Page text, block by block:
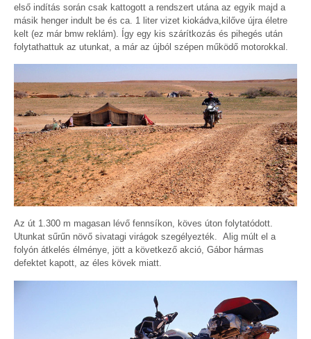
első indítás során csak kattogott a rendszert utána az egyik majd a
másik henger indult be és ca. 1 liter vizet kiokádva,kilőve újra életre
kelt (ez már bmw reklám). Így egy kis szárítkozás és pihegés után
folytathattuk az utunkat, a már az újból szépen működő motorokkal.
Az út 1.300 m magasan lévő fennsíkon, köves úton folytatódott.
Utunkat sűrűn növő sivatagi virágok szegélyezték. Alig múlt el a
folyón átkelés élménye, jött a következő akció, Gábor hármas
defektet kapott, az éles kövek miatt.